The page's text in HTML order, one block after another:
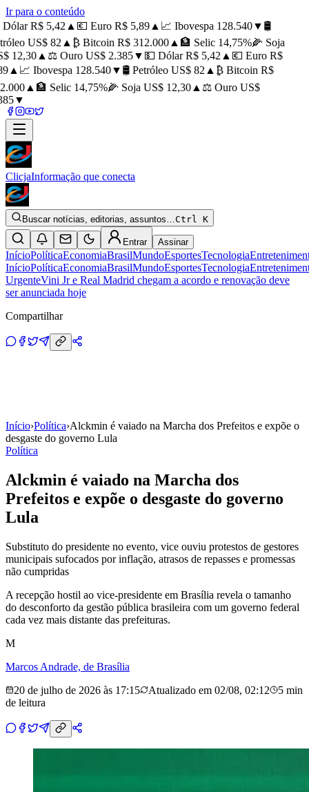
Ir para o conteúdo
R$ 5,42▲💶 Euro R$ 5,89▲📈 Ibovespa 128.540▼🛢️
US$ 82▲₿ Bitcoin R$ 312.000▲🏦 Selic 14,75%🌽 Soja
12,30▲⚖️ Ouro US$ 2.385▼💵 Dólar R$ 5,42▲💶 Euro R$
▲📈 Ibovespa 128.540▼🛢️ Petróleo US$ 82▲₿ Bitcoin R$
▲🏦 Selic 14,75%🌽 Soja US$ 12,30▲⚖️ Ouro US$
▼
ClicjaInformação que conecta
Buscar notícias, editorias, assuntos…Ctrl K
Entrar Assinar
InícioPolíticaEconomiaBrasilMundoEsportesTecnologia
InícioPolíticaEconomiaBrasilMundoEsportesTecnologia
UrgenteVini Jr e Real Madrid chegam a acordo e renovação deve
ser anunciada hoje
Compartilhar
Início›Política›Alckmin é vaiado na Marcha dos Prefeitos e expõe o
desgaste do governo Lula
Política
Alckmin é vaiado na Marcha dos
Prefeitos e expõe o desgaste do governo
Lula
Substituto do presidente no evento, vice ouviu protestos de gestores
municipais sufocados por inflação, atrasos de repasses e promessas
não cumpridas
A recepção hostil ao vice-presidente em Brasília revela o tamanho
do desconforto da gestão pública brasileira com um governo federal
cada vez mais distante das prefeituras.
M
Marcos Andrade, de Brasília
20 de julho de 2026 às 17:15
Atualizado em 02/08, 02:12
5 min
de leitura